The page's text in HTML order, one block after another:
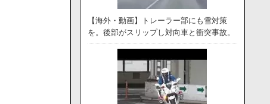
【海外・動画】トレーラー部にも雪対策
を。後部がスリップし対向車と衝突事故。